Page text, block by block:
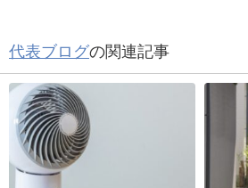
代表ブログの関連記事